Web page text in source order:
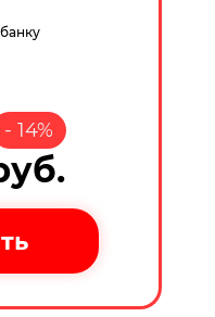
-14%